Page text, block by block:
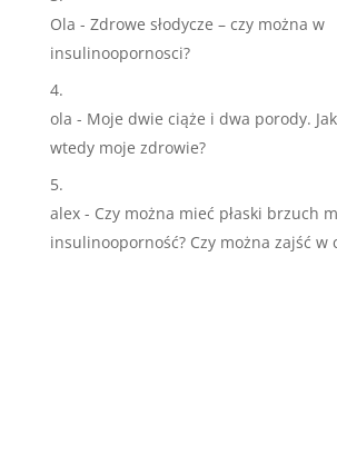
Ola - Zdrowe słodycze – czy można w
insulinoopornosci?
ola - Moje dwie ciąże i dwa porody.
wtedy moje zdrowie?
alex- Czy można mieć płaski brzuch
insulinooporność? Czy można zajść w